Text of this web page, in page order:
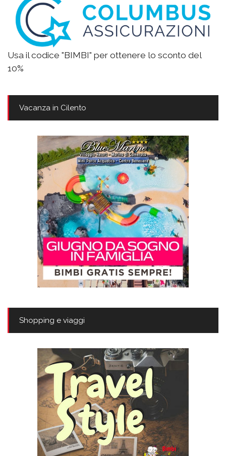
Usa il codice "BIMBI" per ottenere lo sconto del
10%
Vacanza in Cilento
Shopping e viaggi